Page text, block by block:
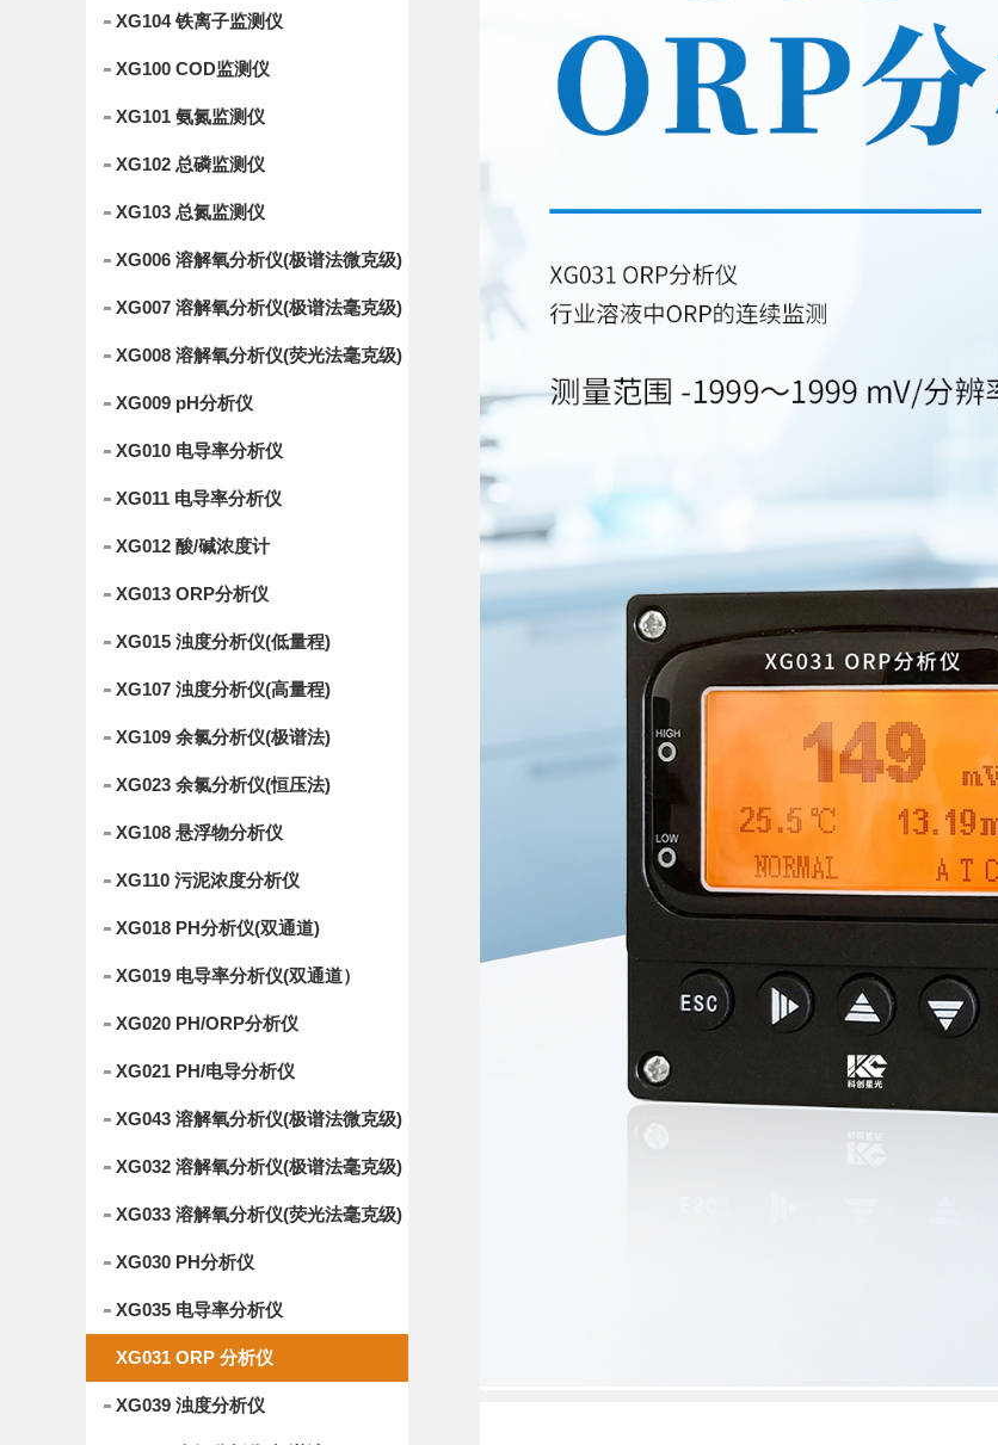
XG104 铁离子监测仪
XG100 COD监测仪
XG101 氨氮监测仪
XG102 总磷监测仪
XG103 总氮监测仪
XG006 溶解氧分析仪(极谱法微克级)
XG007 溶解氧分析仪(极谱法毫克级)
XG008 溶解氧分析仪(荧光法毫克级)
XG009 pH分析仪
XG010 电导率分析仪
XG011 电导率分析仪
XG012 酸/碱浓度计
XG013 ORP分析仪
XG015 浊度分析仪(低量程)
XG107 浊度分析仪(高量程)
XG109 余氯分析仪(极谱法)
XG023 余氯分析仪(恒压法)
XG108 悬浮物分析仪
XG110 污泥浓度分析仪
XG018 PH分析仪(双通道)
XG019 电导率分析仪(双通道）
XG020 PH/ORP分析仪
XG021 PH/电导分析仪
XG043 溶解氧分析仪(极谱法微克级)
XG032 溶解氧分析仪(极谱法毫克级)
XG033 溶解氧分析仪(荧光法毫克级)
XG030 PH分析仪
XG035 电导率分析仪
XG031 ORP 分析仪
XG039 浊度分析仪